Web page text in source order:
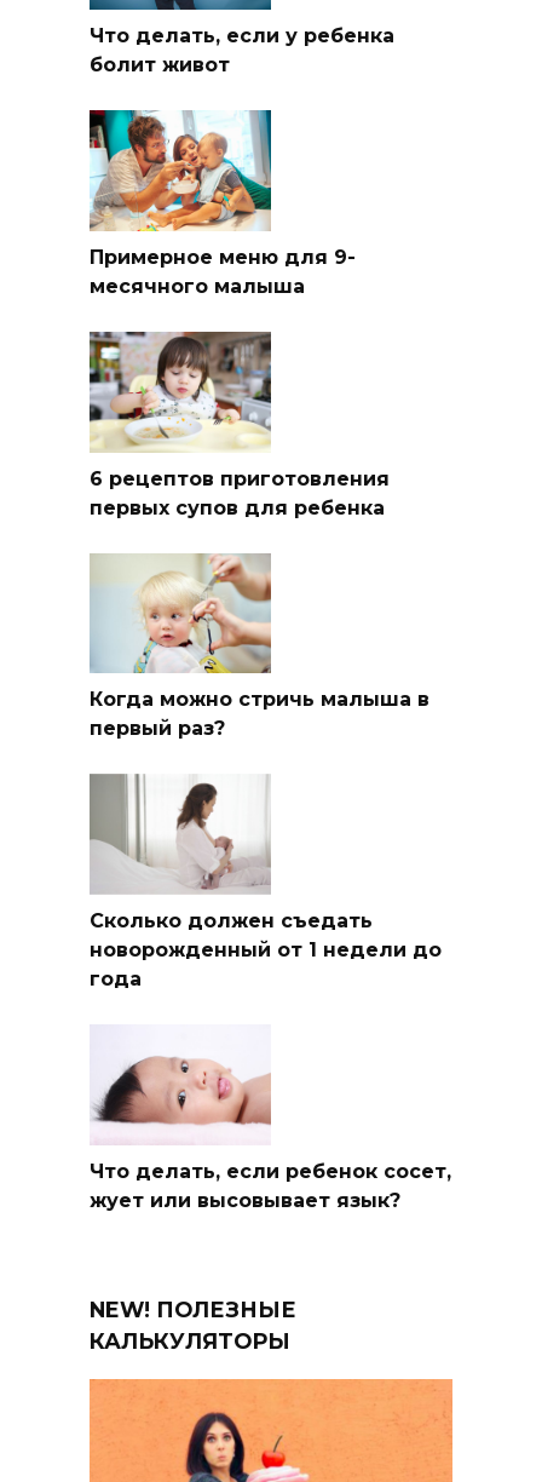
Что делать, если у ребенка
болит живот
Примерное меню для 9-
месячного малыша
6 рецептов приготовления
первых супов для ребенка
Когда можно стричь малыша в
первый раз?
Сколько должен съедать
новорожденный от 1 недели до
года
Что делать, если ребенок сосет,
жует или высовывает язык?
NEW! ПОЛЕЗНЫЕ
КАЛЬКУЛЯТОРЫ